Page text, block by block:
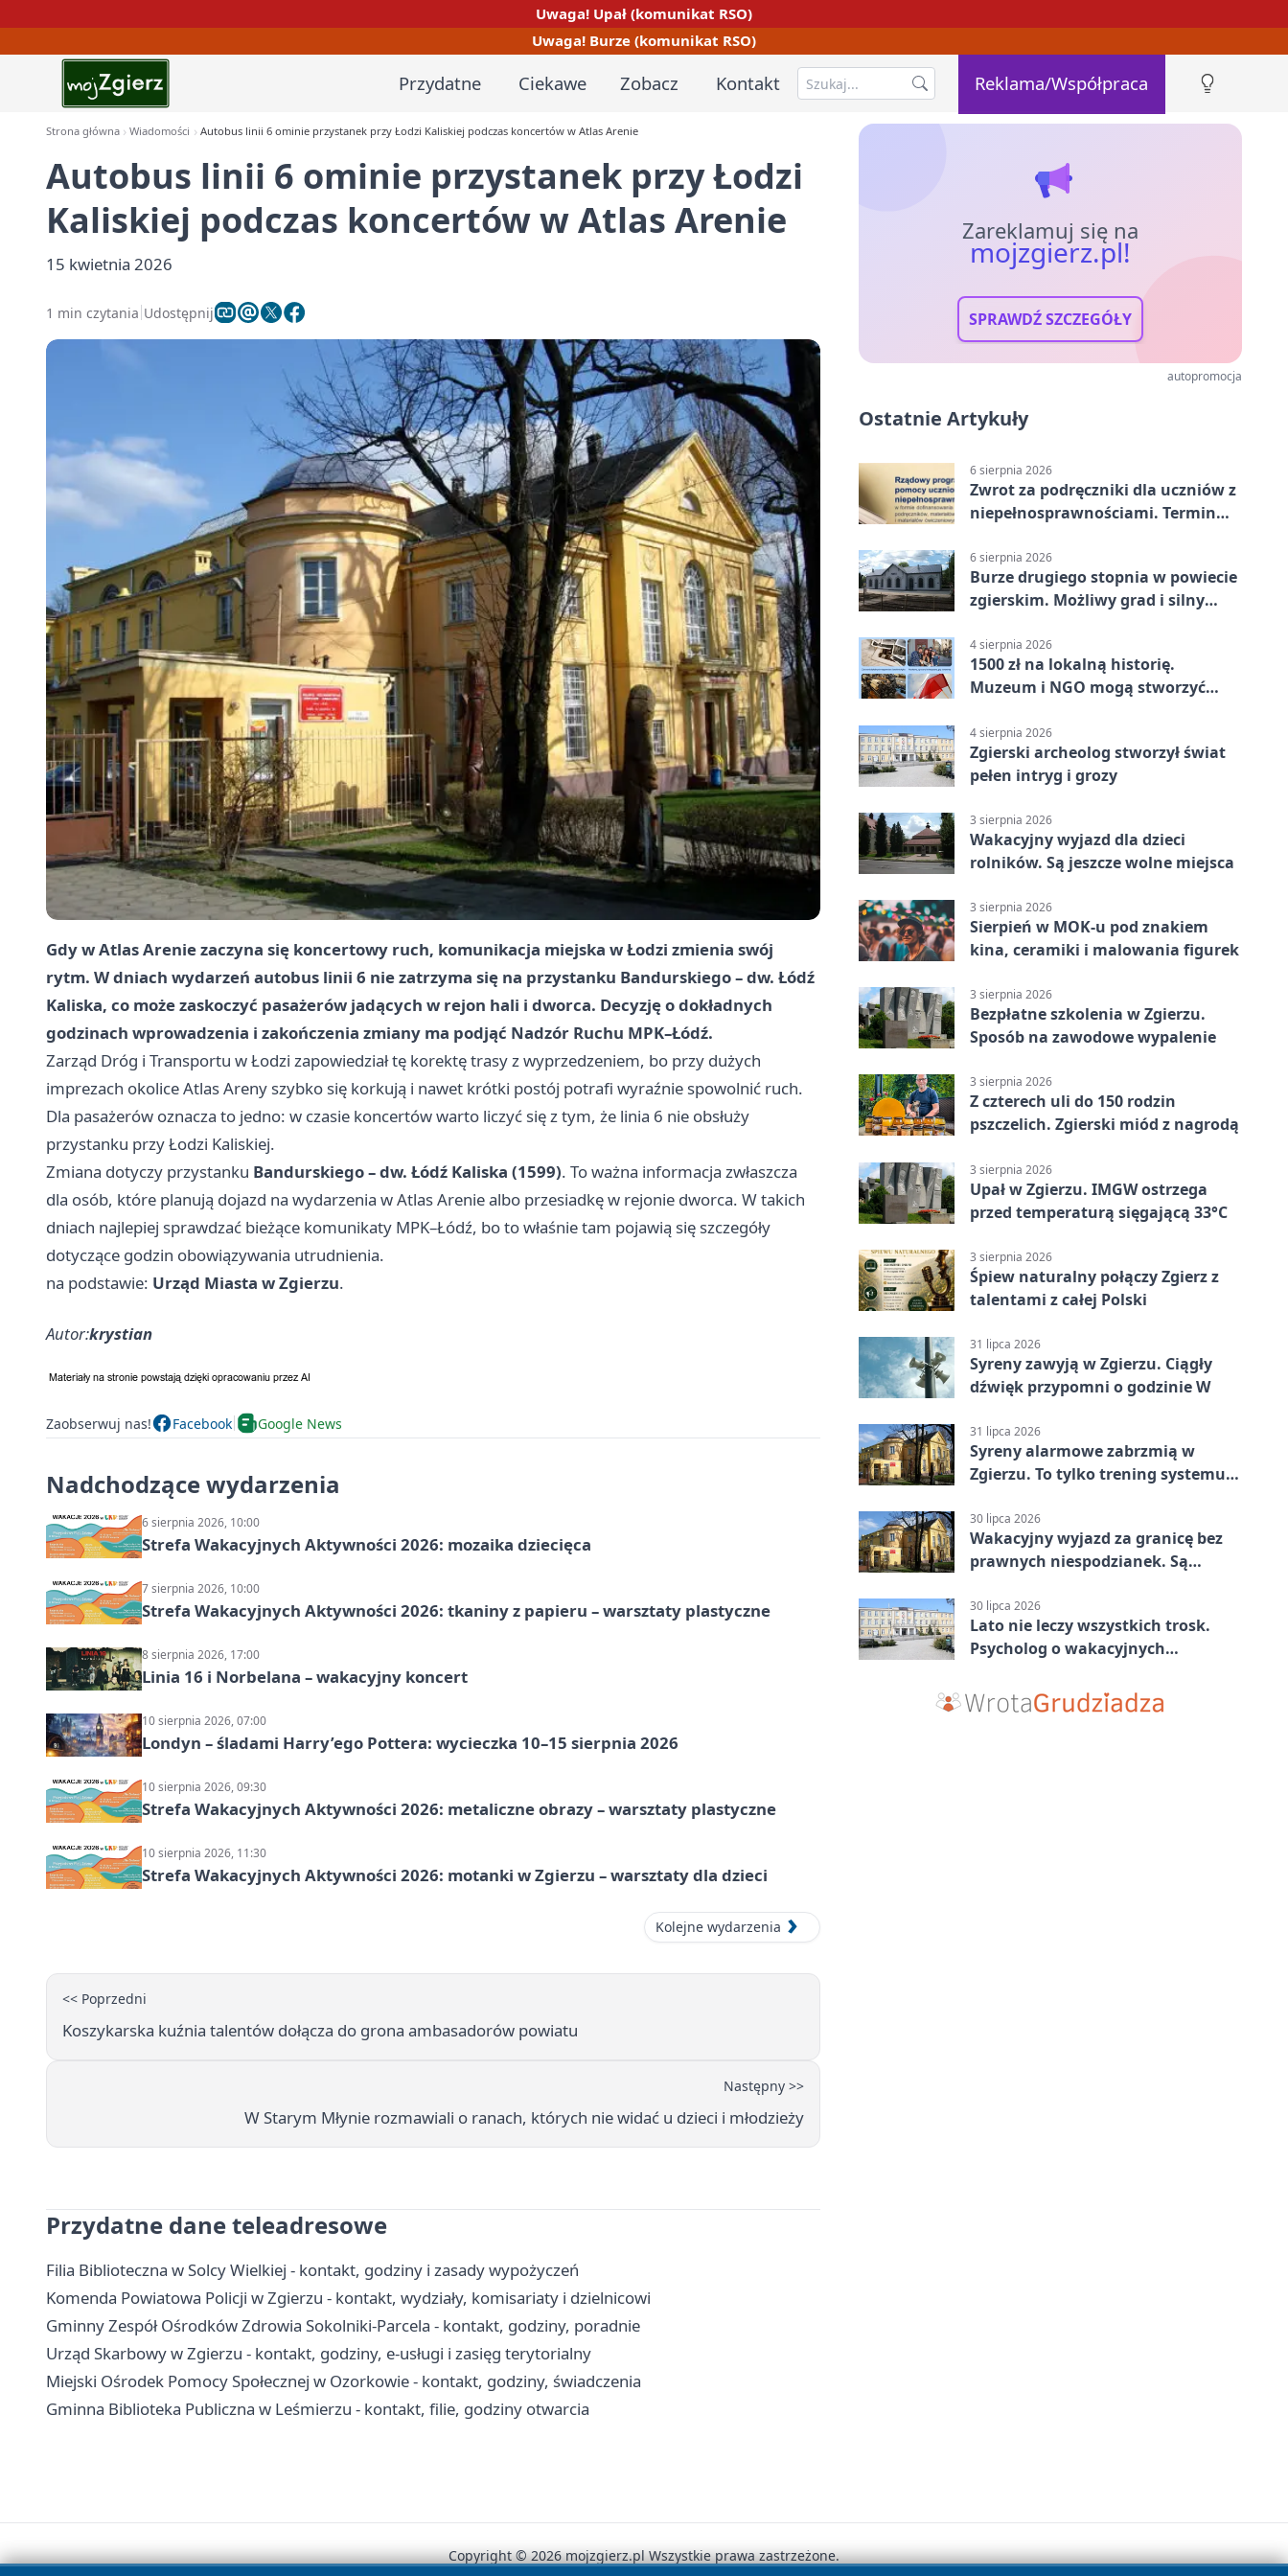
Uwaga! Upał (komunikat RSO)
Uwaga! Burze (komunikat RSO)
Przydatne Ciekawe Zobacz Kontakt Reklama/Współpraca
Strona główna Wiadomości Autobus linii 6 ominie przystanek przy Łodzi Kaliskiej podczas koncertów w Atlas Arenie
Autobus linii 6 ominie przystanek przy Łodzi
Kaliskiej podczas koncertów w Atlas Arenie
15 kwietnia 2026
1 min czytania Udostępnij
Gdy w Atlas Arenie zaczyna się koncertowy ruch, komunikacja miejska w Łodzi zmienia swój
rytm. W dniach wydarzeń autobus linii 6 nie zatrzyma się na przystanku Bandurskiego – dw. Łódź
Kaliska, co może zaskoczyć pasażerów jadących w rejon hali i dworca. Decyzję o dokładnych
godzinach wprowadzenia i zakończenia zmiany ma podjąć Nadzór Ruchu MPK–Łódź.
Zarząd Dróg i Transportu wŁodzi zapowiedział tę korektę trasy z wyprzedzeniem, bo przy dużych
imprezach okolice Atlas Areny szybko się korkują i nawet krótki postój potrafi wyraźnie spowolnić ruch.
Dla pasażerów oznacza to jedno: w czasie koncertów warto liczyć się z tym, że linia 6 nie obsłuży
przystanku przy Łodzi Kaliskiej.
Zmiana dotyczy przystanku Bandurskiego – dw. Łódź Kaliska (1599). To ważna informacja zwłaszcza
dla osób, które planują dojazd na wydarzenia w Atlas Arenie albo przesiadkę w rejonie dworca. W takich
dniach najlepiej sprawdzać bieżące komunikaty MPK–Łódź, bo to właśnie tam pojawią się szczegóły
dotyczące godzin obowiązywania utrudnienia.
na podstawie: Urząd Miasta w Zgierzu.
Autor:krystian
Zaobserwuj nas! Facebook Google News
Nadchodzące wydarzenia
6 sierpnia 2026, 10:00
Strefa Wakacyjnych Aktywności 2026: mozaika dziecięca
7 sierpnia 2026, 10:00
Strefa Wakacyjnych Aktywności 2026: tkaniny z papieru – warsztaty plastyczne
8 sierpnia 2026, 17:00
Linia 16 i Norbelana – wakacyjny koncert
10 sierpnia 2026, 07:00
Londyn – śladami Harry’ego Pottera: wycieczka 10–15 sierpnia 2026
10 sierpnia 2026, 09:30
Strefa Wakacyjnych Aktywności 2026: metaliczne obrazy – warsztaty plastyczne
10 sierpnia 2026, 11:30
Strefa Wakacyjnych Aktywności 2026: motanki w Zgierzu – warsztaty dla dzieci
Kolejne wydarzenia
<< Poprzedni
Koszykarska kuźnia talentów dołącza do grona ambasadorów powiatu
Następny >>
W Starym Młynie rozmawiali o ranach, których nie widać u dzieci i młodzieży
Przydatne dane teleadresowe
Filia Biblioteczna w Solcy Wielkiej - kontakt, godziny i zasady wypożyczeń
Komenda Powiatowa Policji w Zgierzu - kontakt, wydziały, komisariaty i dzielnicowi
Gminny Zespół Ośrodków Zdrowia Sokolniki-Parcela - kontakt, godziny, poradnie
Urząd Skarbowy w Zgierzu - kontakt, godziny, e-usługi i zasięg terytorialny
Miejski Ośrodek Pomocy Społecznej w Ozorkowie - kontakt, godziny, świadczenia
Gminna Biblioteka Publiczna w Leśmierzu - kontakt, filie, godziny otwarcia
Zareklamuj się na
mojzgierz.pl!
SPRAWDŹ SZCZEGÓŁY
autopromocja
Ostatnie Artykuły
6 sierpnia 2026
Zwrot za podręczniki dla uczniów z
niepełnosprawnościami. Termin
6 sierpnia 2026
Burze drugiego stopnia w powiecie
zgierskim. Możliwy grad i silny
4 sierpnia 2026
1500 zł na lokalną historię.
Muzeum i NGO mogą stworzyć
4 sierpnia 2026
Zgierski archeolog stworzył świat
pełen intryg i grozy
3 sierpnia 2026
Wakacyjny wyjazd dla dzieci
rolników. Są jeszcze wolne miejsca
3 sierpnia 2026
Sierpień w MOK-u pod znakiem
kina, ceramiki i malowania figurek
3 sierpnia 2026
Bezpłatne szkolenia w Zgierzu.
Sposób na zawodowe wypalenie
3 sierpnia 2026
Z czterech uli do 150 rodzin
pszczelich. Zgierski miód z nagrodą
3 sierpnia 2026
Upał w Zgierzu. IMGW ostrzega
przed temperaturą sięgającą 33°C
3 sierpnia 2026
Śpiew naturalny połączy Zgierz z
talentami z całej Polski
31 lipca 2026
Syreny zawyją w Zgierzu. Ciągły
dźwięk przypomni o godzinie W
31 lipca 2026
Syreny alarmowe zabrzmią w
Zgierzu. To tylko trening systemu
30 lipca 2026
Wakacyjny wyjazd za granicę bez
prawnych niespodzianek. Są
30 lipca 2026
Lato nie leczy wszystkich trosk.
Psycholog o wakacyjnych
Copyright © 2026 mojzgierz.pl Wszystkie prawa zastrzeżone.